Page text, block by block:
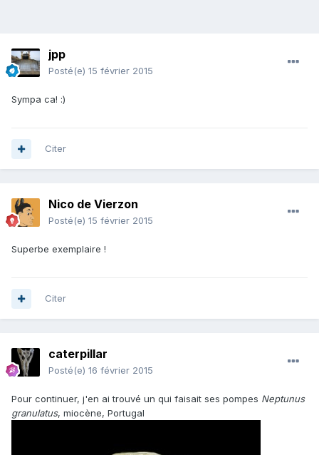
jpp
Posté(e) 15 février 2015
Sympa ca! :)
Citer
Nico de Vierzon
Posté(e) 15 février 2015
Superbe exemplaire !
Citer
caterpillar
Posté(e) 16 février 2015
Pour continuer, j'en ai trouvé un qui faisait ses pompes Neptunus
granulatus, miocène, Portugal